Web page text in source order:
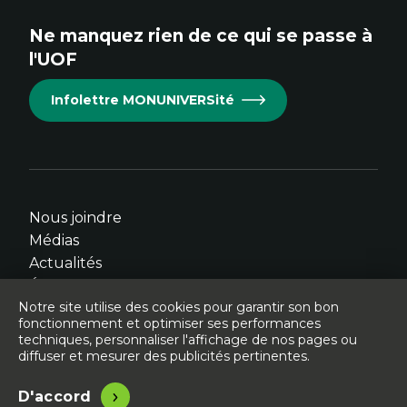
Cet
s'ouvrira
dans
fenêtre.
Cet
s'ouvrira
dans
fenêtre.
Cet
s'ouvrira
dans
fenêtre.
Cet
s'ouvrira
dans
fenêtre.
Cet
s'ouvrira
dans
fenêtre.
Ne manquez rien de ce qui se passe à
l'UOF
Infolettre MONUNIVERSité
Nous joindre
Médias
Actualités
© Université de l'Ontario français - 2026
Site conçu, développé et hébergé par
Notre site utilise des cookies pour garantir son bon
fonctionnement et optimiser ses performances
techniques, personnaliser l'affichage de nos pages ou
diffuser et mesurer des publicités pertinentes.
D'accord